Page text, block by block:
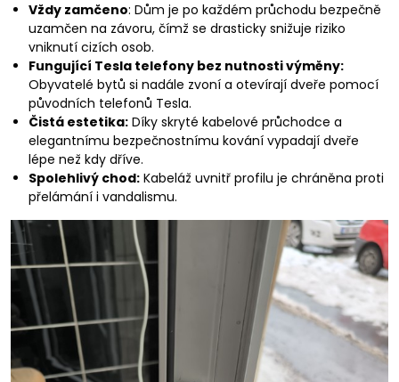
Vždy zamčeno: Dům je po každém průchodu bezpečně
uzamčen na závoru, čímž se drasticky snižuje riziko
vniknutí cizích osob.
Fungující Tesla telefony bez nutnosti výměny:
Obyvatelé bytů si nadále zvoní a otevírají dveře pomocí
původních telefonů Tesla.
Čistá estetika: Díky skryté kabelové průchodce a
elegantnímu bezpečnostnímu kování vypadají dveře
lépe než kdy dříve.
Spolehlivý chod: Kabeláž uvnitř profilu je chráněna proti
přelámání i vandalismu.